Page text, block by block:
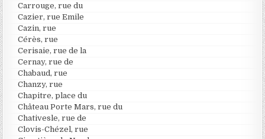
Carrouge, rue du
Cazier, rue Emile
Cazin, rue
Cérès, rue
Cerisaie, rue de la
Cernay, rue de
Chabaud, rue
Chanzy, rue
Chapitre, place du
Château Porte Mars, rue du
Chativesle, rue de
Clovis-Chézel, rue